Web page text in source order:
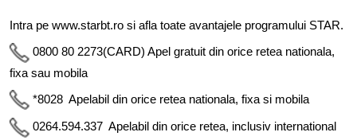
Intra pe www.starbt.ro si afla toate avantajele programului STAR.
0800 80 2273(CARD) Apel gratuit din orice retea nationala,
fixa sau mobila
*8028 Apelabil din orice retea nationala, fixa si mobila
0264.594.337 Apelabil din orice retea, inclusiv international